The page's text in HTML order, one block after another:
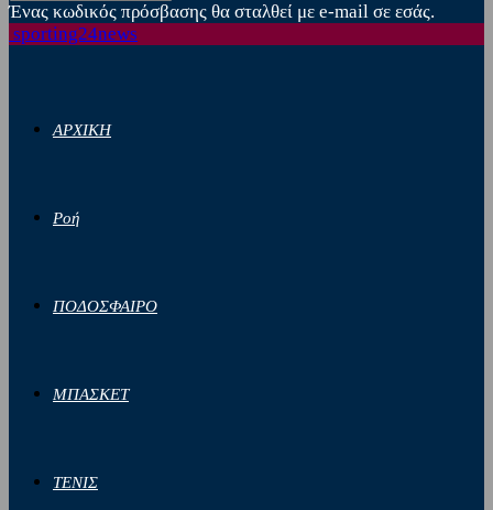
Ένας κωδικός πρόσβασης θα σταλθεί με e-mail σε εσάς.
sporting24news
ΑΡΧΙΚΗ
Ροή
ΠΟΔΟΣΦΑΙΡΟ
ΜΠΑΣΚΕΤ
ΤΕΝΙΣ